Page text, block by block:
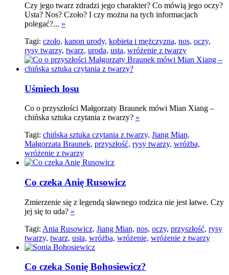
Czy jego twarz zdradzi jego charakter? Co mówią jego oczy?
Usta? Nos? Czoło? I czy można na tych informacjach
polegać?... »
Tagi: czoło, kanon urody, kobieta i mężczyzna, nos, oczy,
rysy twarzy, twarz, uroda, usta, wróżenie z twarzy
Uśmiech losu
Co o przyszłości Małgorzaty Braunek mówi Mian Xiang –
chińska sztuka czytania z twarzy? »
Tagi: chińska sztuka czytania z twarzy, Jiang Mian,
Małgorzata Braunek, przyszłość, rysy twarzy, wróżba,
wróżenie z twarzy
Co czeka Anię Rusowicz
Zmierzenie się z legendą sławnego rodzica nie jest łatwe. Czy
jej się to uda? »
Tagi: Ania Rusowicz, Jiang Mian, nos, oczy, przyszłość, rysy
twarzy, twarz, usta, wróżba, wróżenie, wróżenie z twarzy
Co czeka Sonię Bohosiewicz?